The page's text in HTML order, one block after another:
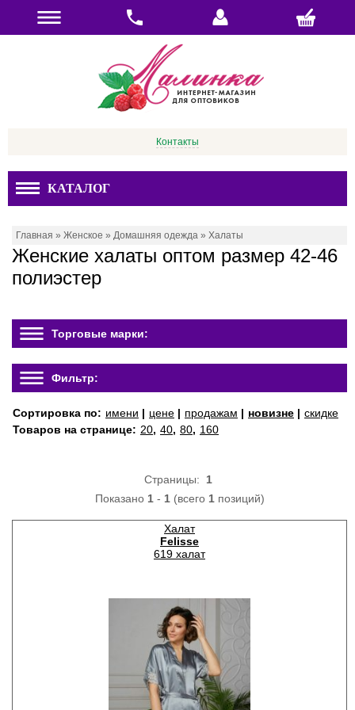
Контакты
КАТАЛОГ
Главная » Женское » Домашняя одежда » Халаты
Женские халаты оптом размер 42-46
полиэстер
Торговые марки:
Фильтр:
Сортировка по: имени | цене | продажам | новизне | скидке
Товаров на странице: 20, 40, 80, 160
Страницы: 1
Показано 1- 1(всего 1позиций)
Халат
Felisse
619 халат